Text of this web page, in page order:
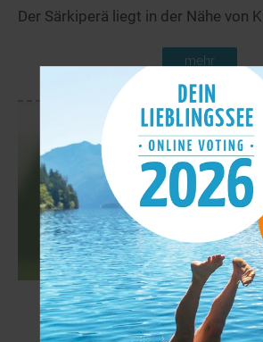
Der Särkiperä liegt in der Nähe von
mehr
Salmijärvi 10,6